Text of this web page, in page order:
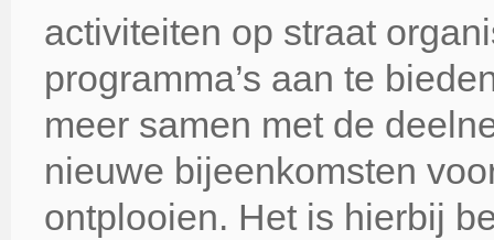
activiteiten op straat
programma’s aan te
meer samen met de
nieuwe bijeenkomsten
ontplooien. Het is hierbij